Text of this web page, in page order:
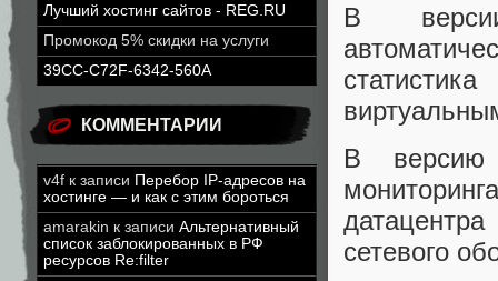
Лучший хостинг сайтов - REG.RU
Промокод 5% скидки на услуги
39CC-C72F-6342-560A
КОММЕНТАРИИ
v4f к записи Перебор IP-адресов на
хостинге — и как с этим бороться
amarakin к записи Альтернативный
список заблокированных в РФ
ресурсов Re:filter
В
В версию
сетевого